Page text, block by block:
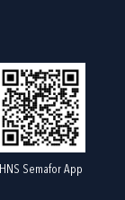
HNS Semafor App